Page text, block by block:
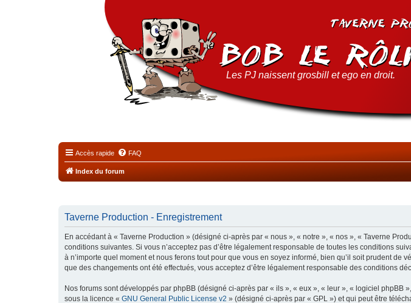
Les PJ naissent grosbill et ego en droit.
Accès rapide FAQ
Index du forum
Taverne Production - Enregistrement
En accédant à « Taverne Production » (désigné ci-après par « nous », « notre », « nos », « Taverne
conditions suivantes. Si vous n’acceptez pas d’être légalement responsable de toutes les conditions
à n’importe quel moment et nous ferons tout pour que vous en soyez informé, bien qu’il soit prudent
que des changements ont été effectués, vous acceptez d’être légalement responsable des conditions
Nos forums sont développés par phpBB (désigné ci-après par « ils », « eux », « leur », « logiciel
sous la licence « GNU General Public License v2 » (désigné ci-après par « GPL ») et qui peut être